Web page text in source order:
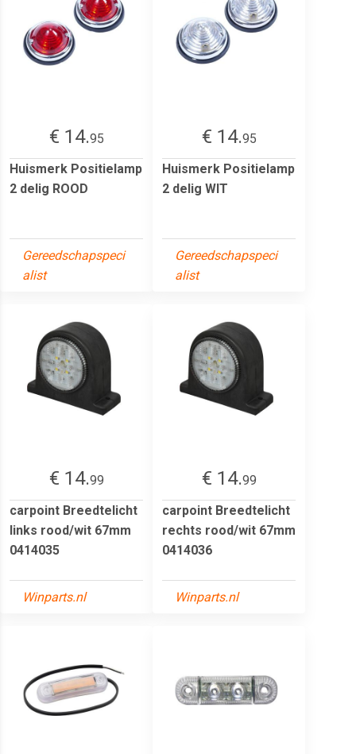
€ 14.95
Huismerk Positielamp
2 delig ROOD
Gereedschapspeci
alist
€ 14.95
Huismerk Positielamp
2 delig WIT
Gereedschapspeci
alist
€ 14.99
carpoint Breedtelicht
links rood/wit 67mm
0414035
Winparts.nl
€ 14.99
carpoint Breedtelicht
rechts rood/wit 67mm
0414036
Winparts.nl